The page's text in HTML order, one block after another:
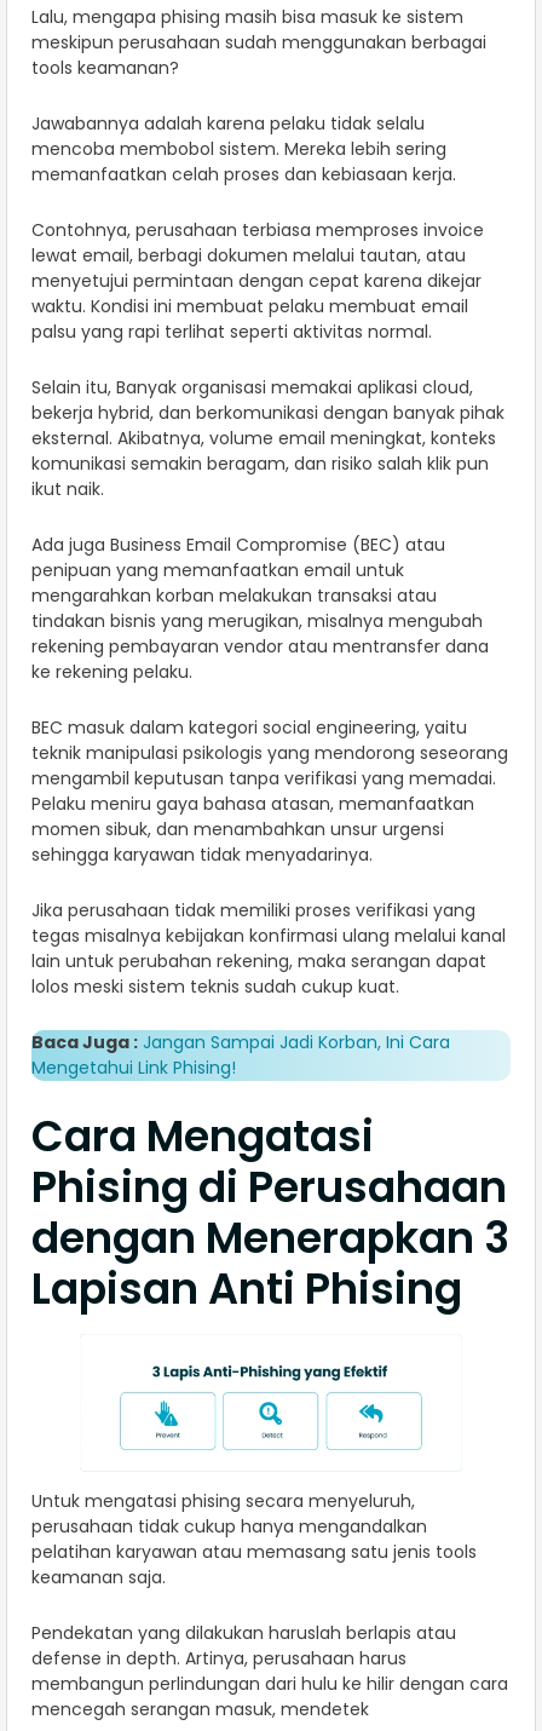
Lalu, mengapa phising masih bisa masuk ke sistem
meskipun perusahaan sudah menggunakan berbagai
tools keamanan?
Jawabannya adalah karena pelaku tidak selalu
mencoba membobol sistem. Mereka lebih sering
memanfaatkan celah proses dan kebiasaan kerja.
Contohnya, perusahaan terbiasa memproses invoice
lewat email, berbagi dokumen melalui tautan, atau
menyetujui permintaan dengan cepat karena dikejar
waktu. Kondisi ini membuat pelaku membuat email
palsu yang rapi terlihat seperti aktivitas normal.
Selain itu, Banyak organisasi memakai aplikasi cloud,
bekerja hybrid, dan berkomunikasi dengan banyak pihak
eksternal. Akibatnya, volume email meningkat, konteks
komunikasi semakin beragam, dan risiko salah klik pun
ikut naik.
Ada juga Business Email Compromise (BEC) atau
penipuan yang memanfaatkan email untuk
mengarahkan korban melakukan transaksi atau
tindakan bisnis yang merugikan, misalnya mengubah
rekening pembayaran vendor atau mentransfer dana
ke rekening pelaku.
BEC masuk dalam kategori social engineering, yaitu
teknik manipulasi psikologis yang mendorong seseorang
mengambil keputusan tanpa verifikasi yang memadai.
Pelaku meniru gaya bahasa atasan, memanfaatkan
momen sibuk, dan menambahkan unsur urgensi
sehingga karyawan tidak menyadarinya.
Jika perusahaan tidak memiliki proses verifikasi yang
tegas misalnya kebijakan konfirmasi ulang melalui kanal
lain untuk perubahan rekening, maka serangan dapat
lolos meski sistem teknis sudah cukup kuat.
Baca Juga : Jangan Sampai Jadi Korban, Ini Cara
Mengetahui Link Phising!
Cara Mengatasi
Phising di Perusahaan
dengan Menerapkan 3
Lapisan Anti Phising
Untuk mengatasi phising secara menyeluruh,
perusahaan tidak cukup hanya mengandalkan
pelatihan karyawan atau memasang satu jenis tools
keamanan saja.
Pendekatan yang dilakukan haruslah berlapis atau
defense in depth. Artinya, perusahaan harus
membangun perlindungan dari hulu ke hilir dengan cara
mencegah serangan masuk, mendetek